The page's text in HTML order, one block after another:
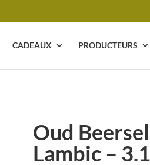
CADEAUX PRODUCTEURS
Oud
Lambic –